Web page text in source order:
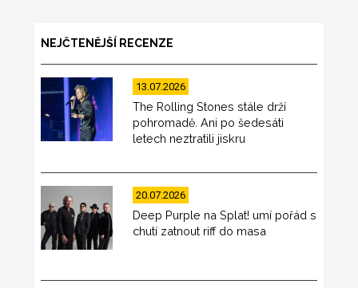
NEJČTENĚJŠÍ RECENZE
13.07.2026
The Rolling Stones stále drží
pohromadě. Ani po šedesáti
letech neztratili jiskru
20.07.2026
Deep Purple na Splat! umí pořád s
chutí zatnout riff do masa